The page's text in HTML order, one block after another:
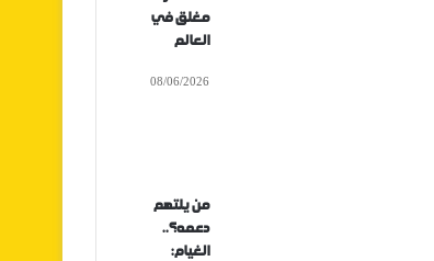
مغلق في
العالم
08/06/2026
من يلتهم
دعمه؟..
الغيام: